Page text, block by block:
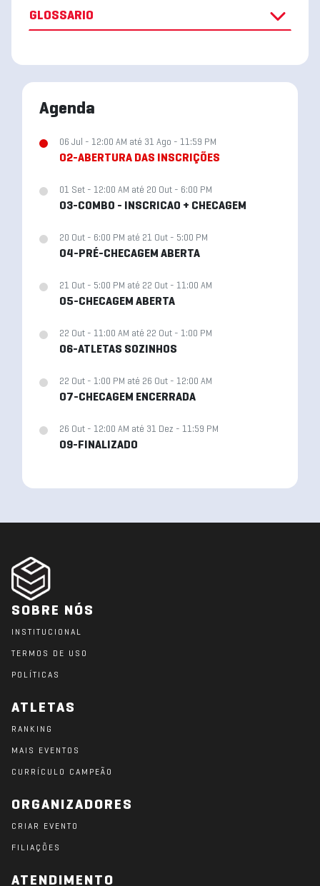
GLOSSARIO
Agenda
06 Jul - 12:00 AM até 31 Ago - 11:59 PM
02-ABERTURA DAS INSCRIÇÕES
01 Set - 12:00 AM até 20 Out - 6:00 PM
03-COMBO - INSCRICAO + CHECAGEM
20 Out - 6:00 PM até 21 Out - 5:00 PM
04-PRÉ-CHECAGEM ABERTA
21 Out - 5:00 PM até 22 Out - 11:00 AM
05-CHECAGEM ABERTA
22 Out - 11:00 AM até 22 Out - 1:00 PM
06-ATLETAS SOZINHOS
22 Out - 1:00 PM até 26 Out - 12:00 AM
07-CHECAGEM ENCERRADA
26 Out - 12:00 AM até 31 Dez - 11:59 PM
09-FINALIZADO
SOBRE NÓS
INSTITUCIONAL
TERMOS DE USO
POLÍTICAS
ATLETAS
RANKING
MAIS EVENTOS
CURRÍCULO CAMPEÃO
ORGANIZADORES
CRIAR EVENTO
FILIAÇÕES
ATENDIMENTO